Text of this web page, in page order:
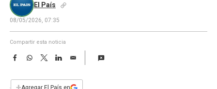
El País
08/05/2026, 07:35
Compartir esta noticia
F
e
W
T
w
t
L
E
i
Agregar El País en